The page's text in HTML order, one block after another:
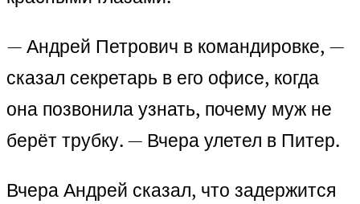
— Андрей Петрович в командировке, —
сказал секретарь в его офисе, когда
она позвонила узнать, почему муж не
берёт трубку. — Вчера улетел в Питер.
Вчера Андрей сказал, что задержится